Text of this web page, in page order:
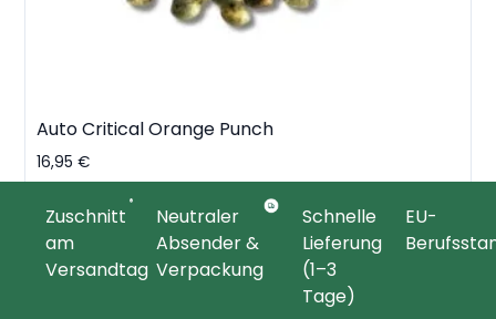
Auto Critical Orange Punch
16,95€
In den Warenkorb
Zuschnitt
am
Versandtag
Neutraler
Absender &
Verpackung
Schnelle
Lieferung
(1–3
Tage)
EU-